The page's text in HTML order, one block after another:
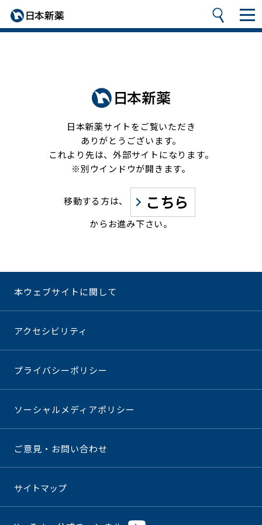
日本新薬サイトをご覧いただき
ありがとうございます。
これより先は、外部サイトになります。
※別ウインドウが開きます。
移動する方は、 こちら
からお進み下さい。
本ウェブサイトに関して
アクセシビリティ
プライバシーポリシー
ソーシャルメディアポリシー
ご意見・お問い合わせ
サイトマップ